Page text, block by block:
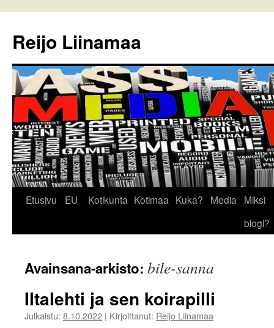
Reijo Liinamaa
Siirry
Etusivu EU Kotikunta Kotimaa Kuka? Media
Miksi
blogi?
Avainsana-arkisto: bile-sanna
Iltalehti ja sen koirapilli
Julkaistu: 8.10.2022 | Kirjoittanut: Reijo Liinamaa